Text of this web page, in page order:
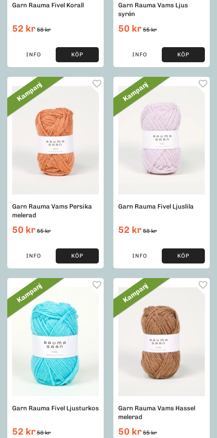
Garn Rauma Fivel Korall
52 kr 58 kr
INFO KÖP
Garn Rauma Vams Ljus
syrén
50 kr 55 kr
INFO KÖP
Kampanj
Garn Rauma Vams Persika
melerad
50 kr 55 kr
INFO KÖP
Kampanj
Garn Rauma Fivel Ljuslila
52 kr 58 kr
INFO KÖP
Kampanj
Garn Rauma Fivel Ljusturkos
52 kr 58 kr
Kampanj
Garn Rauma Vams Hassel
melerad
50 kr 55 kr